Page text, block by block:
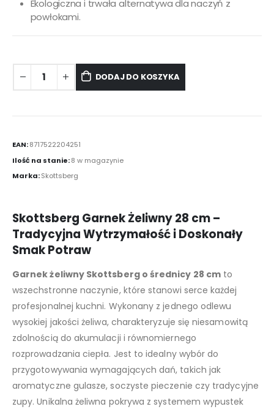
Ekologiczna i trwała alternatywa dla naczyń z
powłokami.
DODAJ DO KOSZYKA
EAN:8717522204251
Ilość na stanie:8 w magazynie
Marka:Skottsberg
Skottsberg Garnek Żeliwny 28 cm –
Tradycyjna Wytrzymałość i Doskonały
Smak Potraw
Garnek żeliwny Skottsberg o średnicy 28 cmto
wszechstronne naczynie, które stanowi serce każdej
profesjonalnej kuchni. Wykonany z jednego odlewu
wysokiej jakości żeliwa, charakteryzuje się niesamowitą
zdolnością do akumulacji i równomiernego
rozprowadzania ciepła. Jest to idealny wybór do
przygotowywania wymagających dań, takich jak
aromatyczne gulasze, soczyste pieczenie czy tradycyjne
zupy. Unikalna żeliwna pokrywa z systemem wypustek